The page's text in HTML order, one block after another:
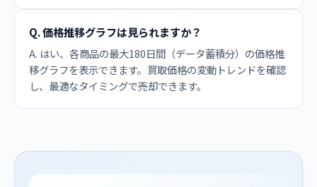
Q. 価格推移グラフは見られますか？
A. はい、各商品の最大180日間（データ蓄積分）の価格推
移グラフを表示できます。買取価格の変動トレンドを確認
し、最適なタイミングで売却できます。